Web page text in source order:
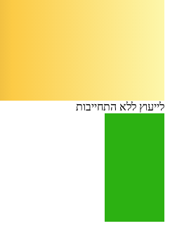
לייעוץ ללא התחייבות